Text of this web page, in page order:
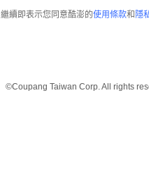
繼續即表示您同意酷澎的使用條款和 隱
©Coupang Taiwan Corp. All rights